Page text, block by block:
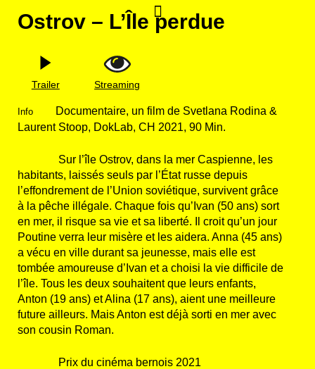
Ostrov – L’Île perdue
Info
Documentaire, un film de Svetlana Rodina &
Laurent Stoop, DokLab, CH 2021, 90 Min.
Sur l’île Ostrov, dans la mer Caspienne, les
habitants, laissés seuls par l’État russe depuis
l’effondrement de l’Union soviétique, survivent grâce
à la pêche illégale. Chaque fois qu’Ivan (50 ans) sort
en mer, il risque sa vie et sa liberté. Il croit qu’un jour
Poutine verra leur misère et les aidera. Anna (45 ans)
a vécu en ville durant sa jeunesse, mais elle est
tombée amoureuse d’Ivan et a choisi la vie difficile de
l’île. Tous les deux souhaitent que leurs enfants,
Anton (19 ans) et Alina (17 ans), aient une meilleure
future ailleurs. Mais Anton est déjà sorti en mer avec
son cousin Roman.
Prix du cinéma bernois 2021
Trailer Streaming